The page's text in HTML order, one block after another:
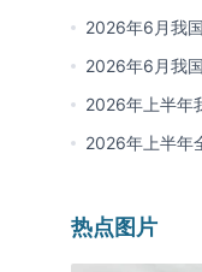
月累计产量同
2026年6月我
月累计产量为
2026年6月我
月累计产量同
2026年上半年
4.2% 业务收入
2026年上半年
热点图片